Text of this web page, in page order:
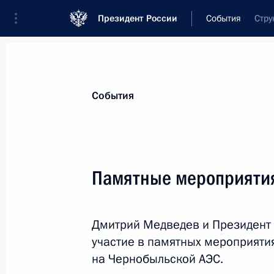
Президент России События
Новости
О выделении средств из
1 мая 2011 года, 11:00
События
Памятные
Дмитрий Медведев и
участие в памятных
на Чернобыльской АЭС.